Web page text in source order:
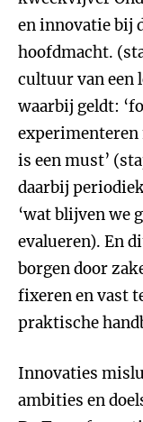
en innovatie bij
hoofdmacht.
cultuur van een
waarbij geldt:
experimenteren
is een must’
daarbij
‘wat blijven we
evalueren). En
borgen door
fixeren en vast
praktische
Innovaties
ambities en